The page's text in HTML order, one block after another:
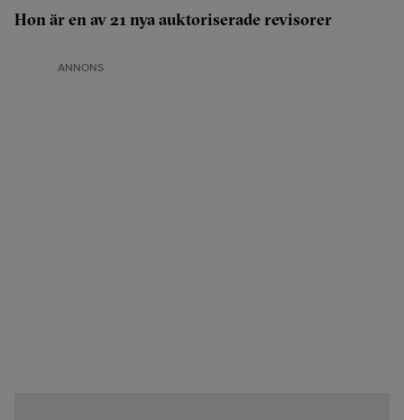
Hon är en av 21 nya auktoriserade revisorer
ANNONS